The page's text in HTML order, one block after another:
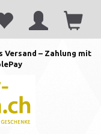
Versand – Zahlung mit
ay